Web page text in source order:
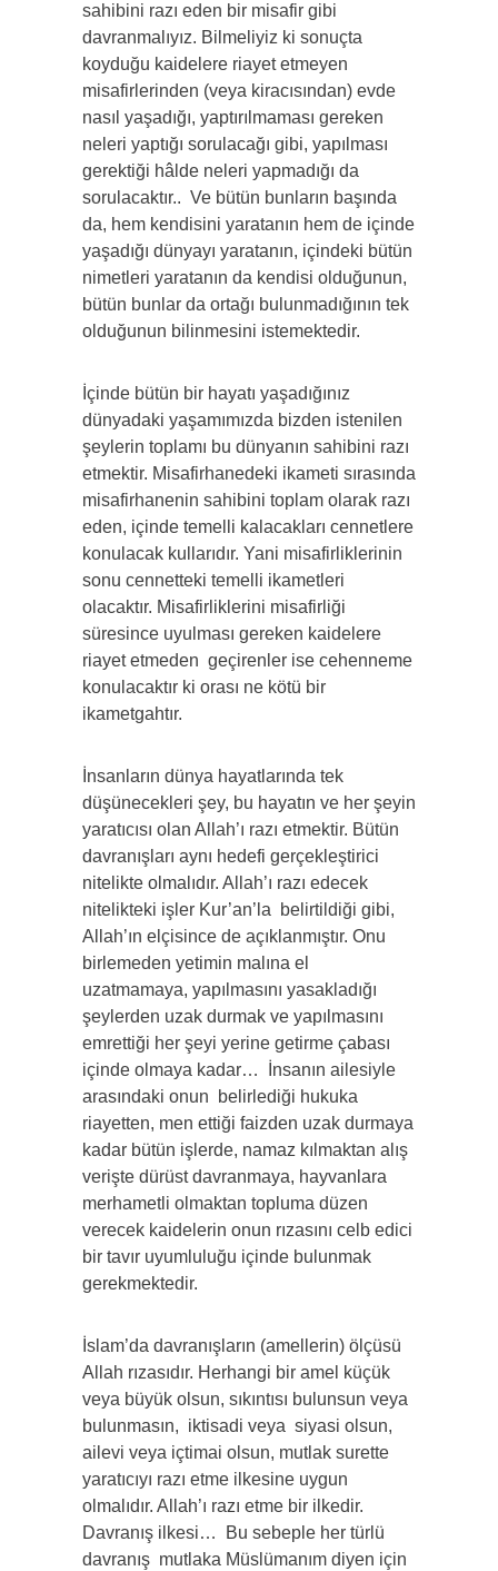
sahibini razı eden bir misafir gibi
davranmalıyız. Bilmeliyiz ki sonuçta
koyduğu kaidelere riayet etmeyen
misafirlerinden (veya kiracısından) evde
nasıl yaşadığı, yaptırılmaması gereken
neleri yaptığı sorulacağı gibi, yapılması
gerektiği hâlde neleri yapmadığı da
sorulacaktır.. Ve bütün bunların başında
da, hem kendisini yaratanın hem de içinde
yaşadığı dünyayı yaratanın, içindeki bütün
nimetleri yaratanın da kendisi olduğunun,
bütün bunlar da ortağı bulunmadığının tek
olduğunun bilinmesini istemektedir.
İçinde bütün bir hayatı yaşadığınız
dünyadaki yaşamımızda bizden istenilen
şeylerin toplamı bu dünyanın sahibini razı
etmektir. Misafirhanedeki ikameti sırasında
misafirhanenin sahibini toplam olarak razı
eden, içinde temelli kalacakları cennetlere
konulacak kullarıdır. Yani misafirliklerinin
sonu cennetteki temelli ikametleri
olacaktır. Misafirliklerini misafirliği
süresince uyulması gereken kaidelere
riayet etmeden geçirenler ise cehenneme
konulacaktır ki orası ne kötü bir
ikametgahtır.
İnsanların dünya hayatlarında tek
düşünecekleri şey, bu hayatın ve her şeyin
yaratıcısı olan Allah’ı razı etmektir. Bütün
davranışları aynı hedefi gerçekleştirici
nitelikte olmalıdır. Allah’ı razı edecek
nitelikteki işler Kur’an’la belirtildiği gibi,
Allah’ın elçisince de açıklanmıştır. Onu
birlemeden yetimin malına el
uzatmamaya, yapılmasını yasakladığı
şeylerden uzak durmak ve yapılmasını
emrettiği her şeyi yerine getirme çabası
içinde olmaya kadar… İnsanın ailesiyle
arasındaki onun belirlediği hukuka
riayetten, men ettiği faizden uzak durmaya
kadar bütün işlerde, namaz kılmaktan alış
verişte dürüst davranmaya, hayvanlara
merhametli olmaktan topluma düzen
verecek kaidelerin onun rızasını celb edici
bir tavır uyumluluğu içinde bulunmak
gerekmektedir.
İslam’da davranışların (amellerin) ölçüsü
Allah rızasıdır. Herhangi bir amel küçük
veya büyük olsun, sıkıntısı bulunsun veya
bulunmasın, iktisadi veya siyasi olsun,
ailevi veya içtimai olsun, mutlak surette
yaratıcıyı razı etme ilkesine uygun
olmalıdır. Allah’ı razı etme bir ilkedir.
Davranış ilkesi… Bu sebeple her türlü
davranış mutlaka Müslümanım diyen için